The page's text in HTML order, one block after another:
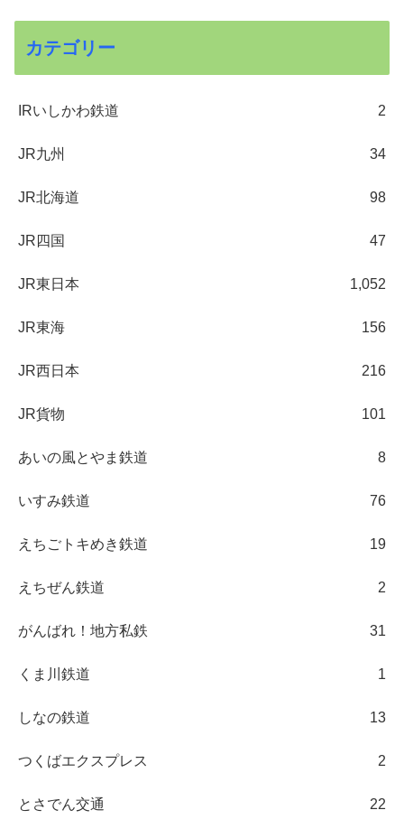
カテゴリー
IRいしかわ鉄道 2
JR九州 34
JR北海道 98
JR四国 47
JR東日本 1,052
JR東海 156
JR西日本 216
JR貨物 101
あいの風とやま鉄道 8
いすみ鉄道 76
えちごトキめき鉄道 19
えちぜん鉄道 2
がんばれ！地方私鉄 31
くま川鉄道 1
しなの鉄道 13
つくばエクスプレス 2
とさでん交通 22